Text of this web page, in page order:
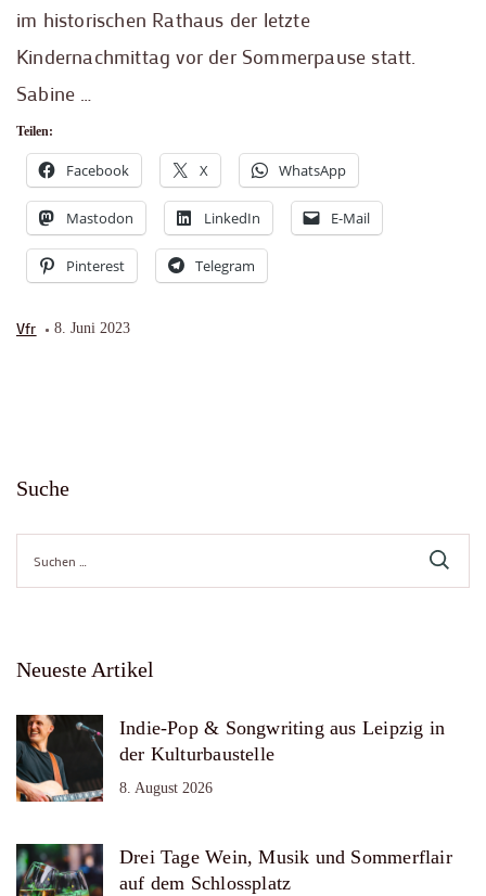
im historischen Rathaus der letzte
Kindernachmittag vor der Sommerpause statt.
Sabine …
Teilen:
Facebook X WhatsApp
Mastodon LinkedIn E-Mail
Pinterest Telegram
Vfr 8. Juni 2023
Suche
nach:
Neueste Artikel
Indie-Pop & Songwriting aus Leipzig in
der Kulturbaustelle
8. August 2026
Drei Tage Wein, Musik und Sommerflair
auf dem Schlossplatz